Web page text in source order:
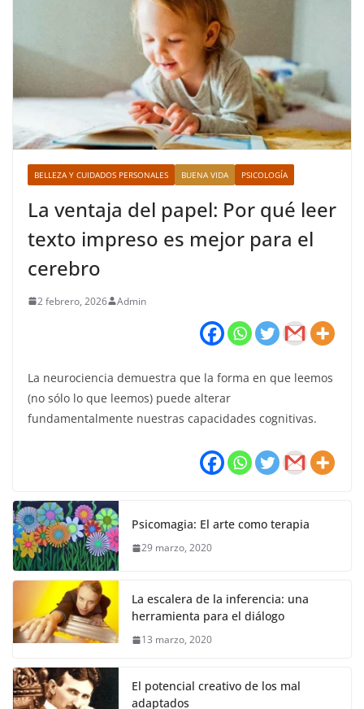
BELLEZA Y CUIDADOS PERSONALES BUENA VIDA PSICOLOGÍA
La ventaja del papel: Por qué leer
texto impreso es mejor para el
cerebro
2 febrero, 2026 Admin
La neurociencia demuestra que la forma en que leemos
(no sólo lo que leemos) puede alterar
fundamentalmente nuestras capacidades cognitivas.
Psicomagia: El arte como terapia
29 marzo, 2020
La escalera de la inferencia: una
herramienta para el diálogo
13 marzo, 2020
El potencial creativo de los mal
adaptados